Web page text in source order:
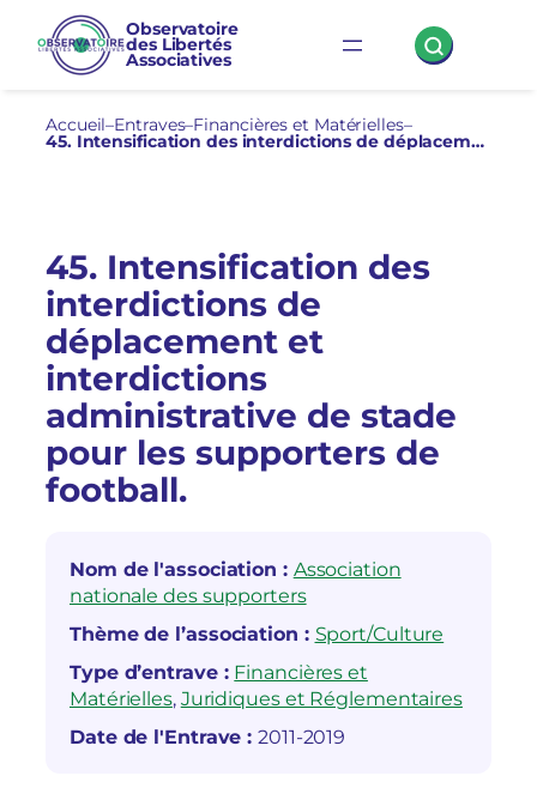
contenu
Observatoire
des Libertés
Associatives
Accueil–Entraves–Financières et Matérielles–
45. Intensification des interdictions de déplacement et interdictions administrative de stade pour les supporters de football.
45. Intensification des
interdictions de
déplacement et
interdictions
administrative de stade
pour les supporters de
football.
Nom de l'association : Association
nationale des supporters
Thème de l’association : Sport/Culture
Type d’entrave : Financières et
Matérielles, Juridiques et Réglementaires
Date de l'Entrave : 2011-2019